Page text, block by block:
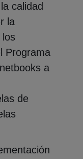
calidad
la
Programa
a
de